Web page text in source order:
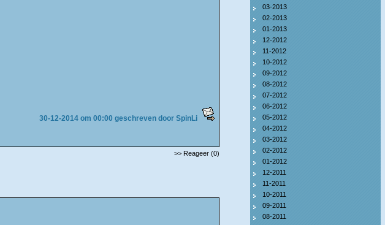
30-12-2014 om 00:00 geschreven door SpinLi
>> Reageer (0)
03-2013
02-2013
01-2013
12-2012
11-2012
10-2012
09-2012
08-2012
07-2012
06-2012
05-2012
04-2012
03-2012
02-2012
01-2012
12-2011
11-2011
10-2011
09-2011
08-2011